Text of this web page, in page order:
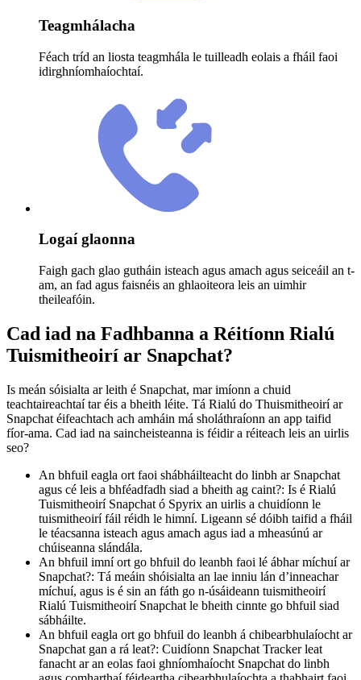
Teagmhálacha
Féach tríd an liosta teagmhála le tuilleadh eolais a fháil faoi
idirghníomhaíochtaí.
Logaí glaonna
Faigh gach glao gutháin isteach agus amach agus seiceáil an t-
am, an fad agus faisnéis an ghlaoiteora leis an uimhir
theileafóin.
Cad iad na Fadhbanna a Réitíonn Rialú
Tuismitheoirí ar Snapchat?
Is meán sóisialta ar leith é Snapchat, mar imíonn a chuid
teachtaireachtaí tar éis a bheith léite. Tá Rialú do Thuismitheoirí ar
Snapchat éifeachtach ach amháin má sholáthraíonn an app taifid
fíor-ama. Cad iad na saincheisteanna is féidir a réiteach leis an uirlis
seo?
An bhfuil eagla ort faoi shábháilteacht do linbh ar Snapchat
agus cé leis a bhféadfadh siad a bheith ag caint?: Is é Rialú
Tuismitheoirí Snapchat ó Spyrix an uirlis a chuidíonn le
tuismitheoirí fáil réidh le himní. Ligeann sé dóibh taifid a fháil
le téacsanna isteach agus amach agus iad a mheasúnú ar
chúiseanna slándála.
An bhfuil imní ort go bhfuil do leanbh faoi lé ábhar míchuí ar
Snapchat?: Tá meáin shóisialta an lae inniu lán d’inneachar
míchuí, agus is é sin an fáth go n-úsáideann tuismitheoirí
Rialú Tuismitheoirí Snapchat le bheith cinnte go bhfuil siad
sábháilte.
An bhfuil eagla ort go bhfuil do leanbh á chibearbhulaíocht ar
Snapchat gan a rá leat?: Cuidíonn Snapchat Tracker leat
fanacht ar an eolas faoi ghníomhaíocht Snapchat do linbh